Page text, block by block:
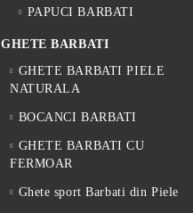
PAPUCI BARBATI
GHETE BARBATI
GHETE BARBATI PIELE
NATURALA
BOCANCI BARBATI
GHETE BARBATI CU
FERMOAR
Ghete sport Barbati din Piele